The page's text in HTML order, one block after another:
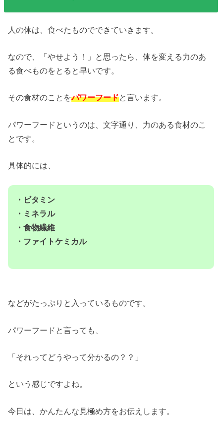
人の体は、食べたものでできていきます。
なので、「やせよう！」と思ったら、体を変える力のあ
る食べものをとると早いです。
その食材のことをパワーフードと言います。
パワーフードというのは、文字通り、力のある食材のこ
とです。
具体的には、
・ビタミン
・ミネラル
・食物繊維
・ファイトケミカル
などがたっぷりと入っているものです。
パワーフードと言っても、
「それってどうやって分かるの？？」
という感じですよね。
今日は、かんたんな見極め方をお伝えします。